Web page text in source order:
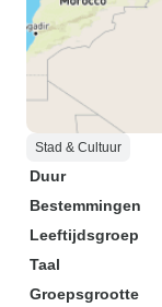
Stad & Cultuur
Duur
Bestemmingen
Leeftijdsgroep
Taal
Groepsgrootte